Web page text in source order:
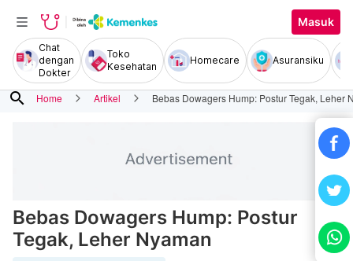
Masuk
Chat
dengan
Dokter
Toko
Kesehatan
Homecare Asuransiku
search Home Artikel Bebas Dowagers Hump: Postur Tegak, Leher
Bebas Dowagers Hump: Postur
Tegak, Leher Nyaman